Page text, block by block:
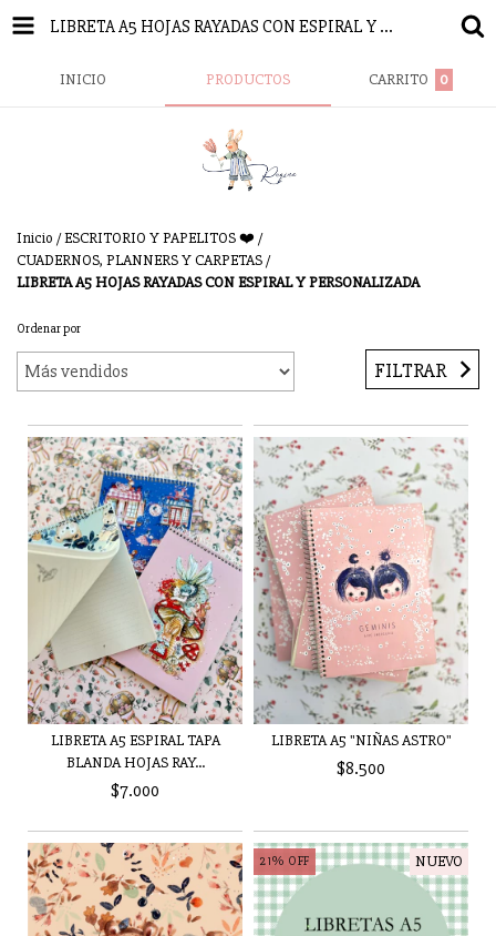
LIBRETA A5 HOJAS RAYADAS CON ESPIRAL Y PERSONALIZADA
INICIO PRODUCTOS CARRITO 0
Inicio /ESCRITORIO Y PAPELITOS ❤️ /
CUADERNOS, PLANNERS Y CARPETAS/
LIBRETA A5 HOJAS RAYADAS CON ESPIRAL Y PERSONALIZADA
Ordenar por
FILTRAR
LIBRETA A5 ESPIRAL TAPA
BLANDA HOJAS RAY...
$7.000
LIBRETA A5 "NIÑAS ASTRO"
$8.500
21% OFF NUEVO